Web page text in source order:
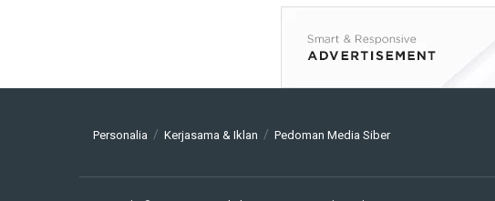
Personalia Kerjasama & Iklan Pedoman Media Siber